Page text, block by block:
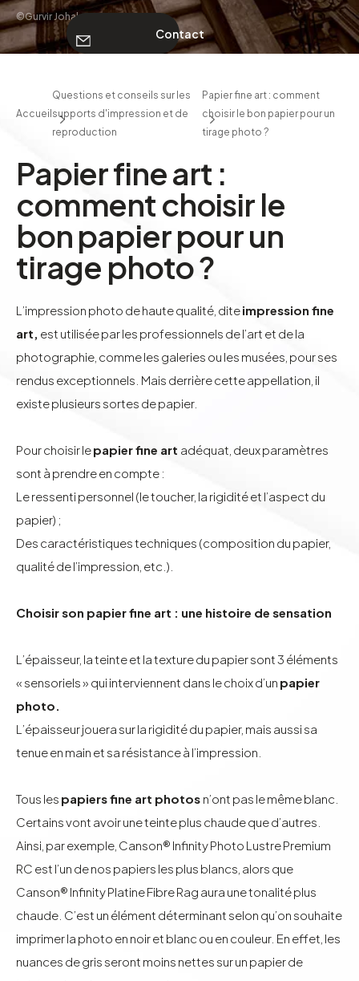
À PROPOS
Contact
©Gurvir Johal
Accueil
Questions et conseils sur les
supports d'impression et de
reproduction
Papier fine art : comment
choisir le bon papier pour un
tirage photo ?
Papier fine art :
comment choisir le
bon papier pour un
tirage photo ?
L’impression photo de haute qualité, diteimpression fine
art, est utilisée par les professionnels de l’art et de la
photographie, comme les galeries ou les musées, pour ses
rendus exceptionnels. Mais derrière cette appellation, il
existe plusieurs sortes de papier.
Pour choisir lepapier fine art adéquat, deux paramètres
sont à prendre en compte :
Le ressenti personnel (le toucher, la rigidité et l’aspect du
papier) ;
Des caractéristiques techniques (composition du papier,
qualité de l’impression, etc.).
Choisir son papier fine art : une histoire de sensation
L’épaisseur, la teinte et la texture du papier sont 3 éléments
« sensoriels » qui interviennent dans le choix d’un papier
photo.
L’épaisseur jouera sur la rigidité du papier, mais aussi sa
tenue en main et sa résistance à l’impression.
Tous les papiers fine art photos n’ont pas le même blanc.
Certains vont avoir une teinte plus chaude que d’autres.
Ainsi, par exemple, Canson® Infinity Photo Lustre Premium
RC est l’un de nos papiers les plus blancs, alors que
Canson® Infinity Platine Fibre Rag aura une tonalité plus
chaude. C’est un élément déterminant selon qu’on souhaite
imprimer la photo en noir et blanc ou en couleur. En effet, les
nuances de gris seront moins nettes sur un papier de